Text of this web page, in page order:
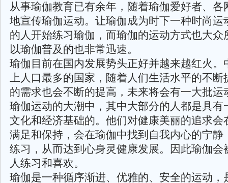
从事瑜伽教育已有余年，随着瑜伽爱好者、各
地宣传瑜伽运动。让瑜伽成为时下一种时尚运
的人开始练习瑜伽，而瑜伽的运动方式也大众
以瑜伽普及的也非常迅速。
瑜伽目前在国内发展势头正好并越来越红火。
上人口最多的国家，随着人们生活水平的不断
的需求也会不断的提高，未来将会有一大批运
瑜伽运动的大潮中，其中大部分的人都是具有
文化和经济基础的。他们对健康美丽的追求会
满足和保持，会在瑜伽中找到自我内心的宁静
练习，从而达到心身灵健康发展。因此瑜伽会
人练习和喜欢。
瑜伽是一种循序渐进、优雅的、安全的运动，